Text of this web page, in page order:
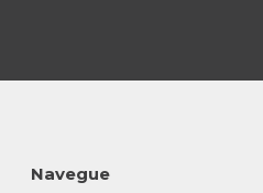
Navegue